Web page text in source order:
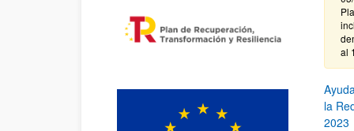
al
la
2023